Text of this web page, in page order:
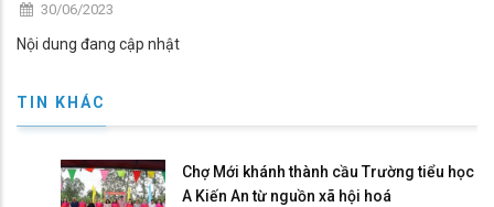
30/06/2023
Nội dung đang cập nhật
TIN KHÁC
Chợ Mới khánh thành cầu Trường tiểu học
A Kiến An từ nguồn xã hội hoá